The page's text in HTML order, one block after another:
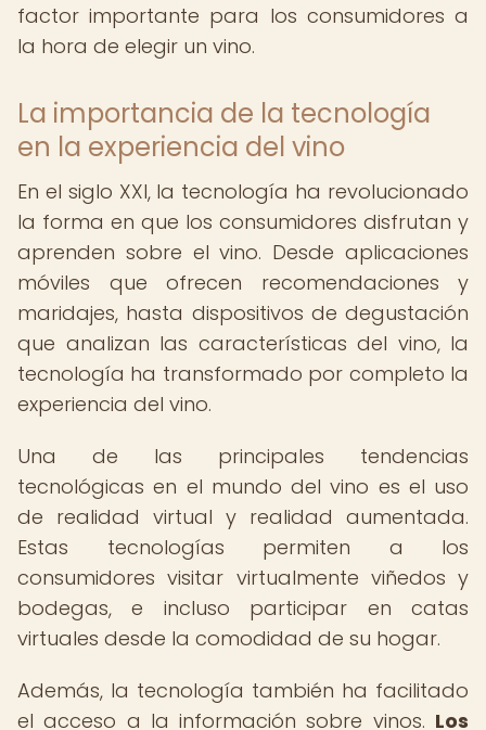
factor importante para los consumidores a
la hora de elegir un vino.
La importancia de la tecnología
en la experiencia del vino
En el siglo XXI, la tecnología ha revolucionado
la forma en que los consumidores disfrutan y
aprenden sobre el vino. Desde aplicaciones
móviles que ofrecen recomendaciones y
maridajes, hasta dispositivos de degustación
que analizan las características del vino, la
tecnología ha transformado por completo la
experiencia del vino.
Una de las principales tendencias
tecnológicas en el mundo del vino es el uso
de realidad virtual y realidad aumentada.
Estas tecnologías permiten a los
consumidores visitar virtualmente viñedos y
bodegas, e incluso participar en catas
virtuales desde la comodidad de su hogar.
Además, la tecnología también ha facilitado
el acceso a la información sobre vinos. Los